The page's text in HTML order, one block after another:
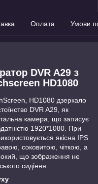
Оплата Умови
DVR A29 з
HD1080
HD1080 дзеркало
DVR A29, як
камера, що записує
1920*1080. При
якісна IPS
соковитою, чіткою, а
що зображення не
сидіння.